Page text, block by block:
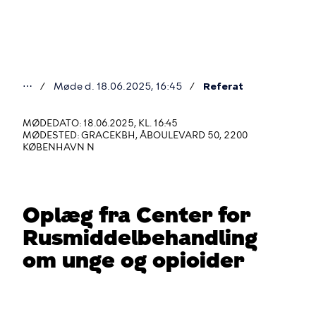
er
her
⋯ Møde d. 18.06.2025, 16:45 Referat
MØDEDATO: 18.06.2025, KL. 16:45
MØDESTED: GRACEKBH, ÅBOULEVARD 50, 2200
KØBENHAVN N
Oplæg fra Center for
Rusmiddelbehandling
om unge og opioider